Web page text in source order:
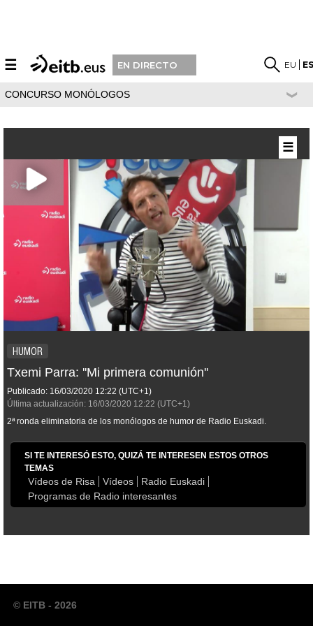
☰ EN DIRECTO EU
CONCURSO MONÓLOGOS
HUMOR
Txemi Parra: ''Mi primera comunión''
Publicado: 16/03/2020 12:22 (UTC+1)
Última actualización: 16/03/2020 12:22 (UTC+1)
2ª ronda eliminatoria de los monólogos de humor de Radio Euskadi.
SI TE INTERESÓ ESTO, QUIZÁ TE INTERESEN ESTOS OTROS
TEMAS
Vídeos de Risa Vídeos
Radio Euskadi
Programas de Radio interesantes
☰
© EITB - 2026